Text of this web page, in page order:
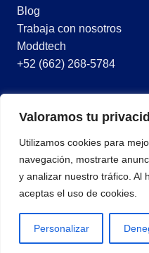
Valoramos tu
Utilizamos cookies para
navegación, mostrarte
y analizar nuestro tráfico. Al
aceptas el uso de cookies.
Personalizar
Blog
Trabaja con nosotros
Moddtech
+52 (662) 268-5784
© 2026 Todos los derechos
Política de privacidad